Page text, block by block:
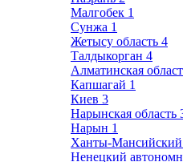
Малгобек 1
Сунжа 1
Жетысу область 4
Талдыкорган 4
Алматинская
Капшагай 1
Киев 3
Нарынская область
Нарын 1
Ханты-
Ненецкий